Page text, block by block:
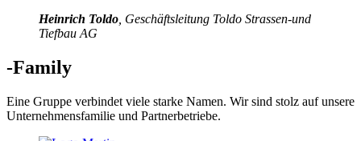
Heinrich Toldo , Geschäftsleitung Toldo Strassen-und
Tiefbau AG
-Family
Eine Gruppe verbindet viele starke Namen. Wir sind stolz auf unsere
Unternehmensfamilie und Partnerbetriebe.